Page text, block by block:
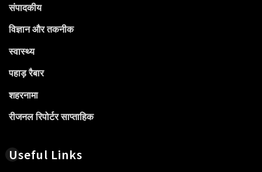
संपादकीय
विज्ञान और तकनीक
स्वास्थ्य
पहाड़ रैबार
शहरनामा
रीजनल रिपोर्टर साप्ताहिक
Useful Links